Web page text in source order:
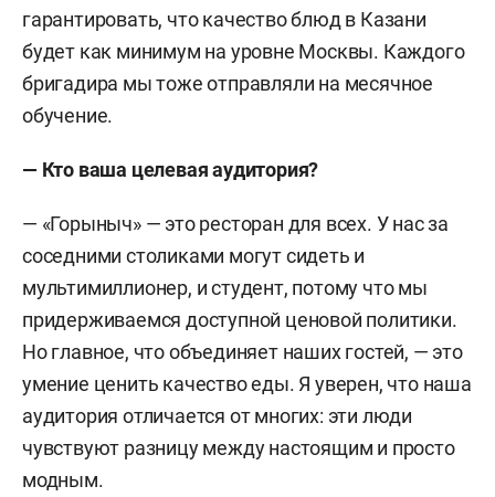
гарантировать, что качество блюд в Казани
будет как минимум на уровне Москвы. Каждого
бригадира мы тоже отправляли на месячное
обучение.
— Кто ваша целевая аудитория?
— «Горыныч» — это ресторан для всех. У нас за
соседними столиками могут сидеть и
мультимиллионер, и студент, потому что мы
придерживаемся доступной ценовой политики.
Но главное, что объединяет наших гостей, — это
умение ценить качество еды. Я уверен, что наша
аудитория отличается от многих: эти люди
чувствуют разницу между настоящим и просто
модным.